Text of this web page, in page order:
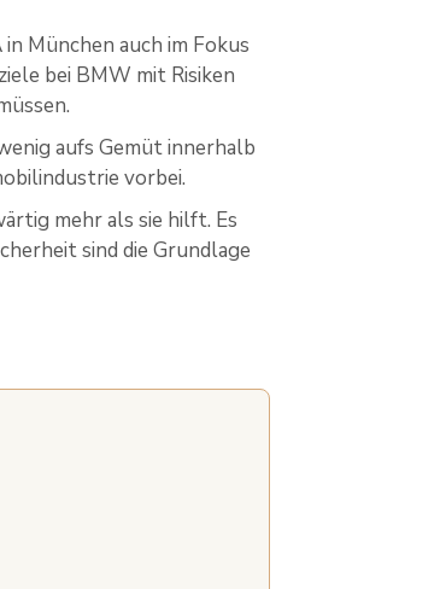
München auch im Fokus
bei BMW mit Risiken
aufs Gemüt innerhalb
vorbei.
mehr als sie hilft. Es
sind die Grundlage